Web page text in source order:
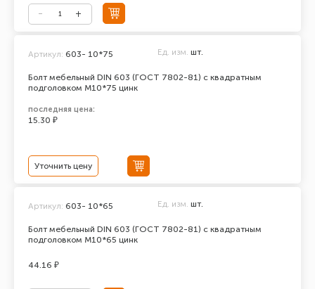
Болт мебельный DIN 603 (ГОСТ 7802-81) с квадратным
подголовком М10*75 цинк
Артикул: 603- 10*75 Ед. изм. шт.
последняя цена:
15.30 ₽
Уточнить цену
Болт мебельный DIN 603 (ГОСТ 7802-81) с квадратным
подголовком М10*65 цинк
Артикул: 603- 10*65 Ед. изм. шт.
44.16 ₽